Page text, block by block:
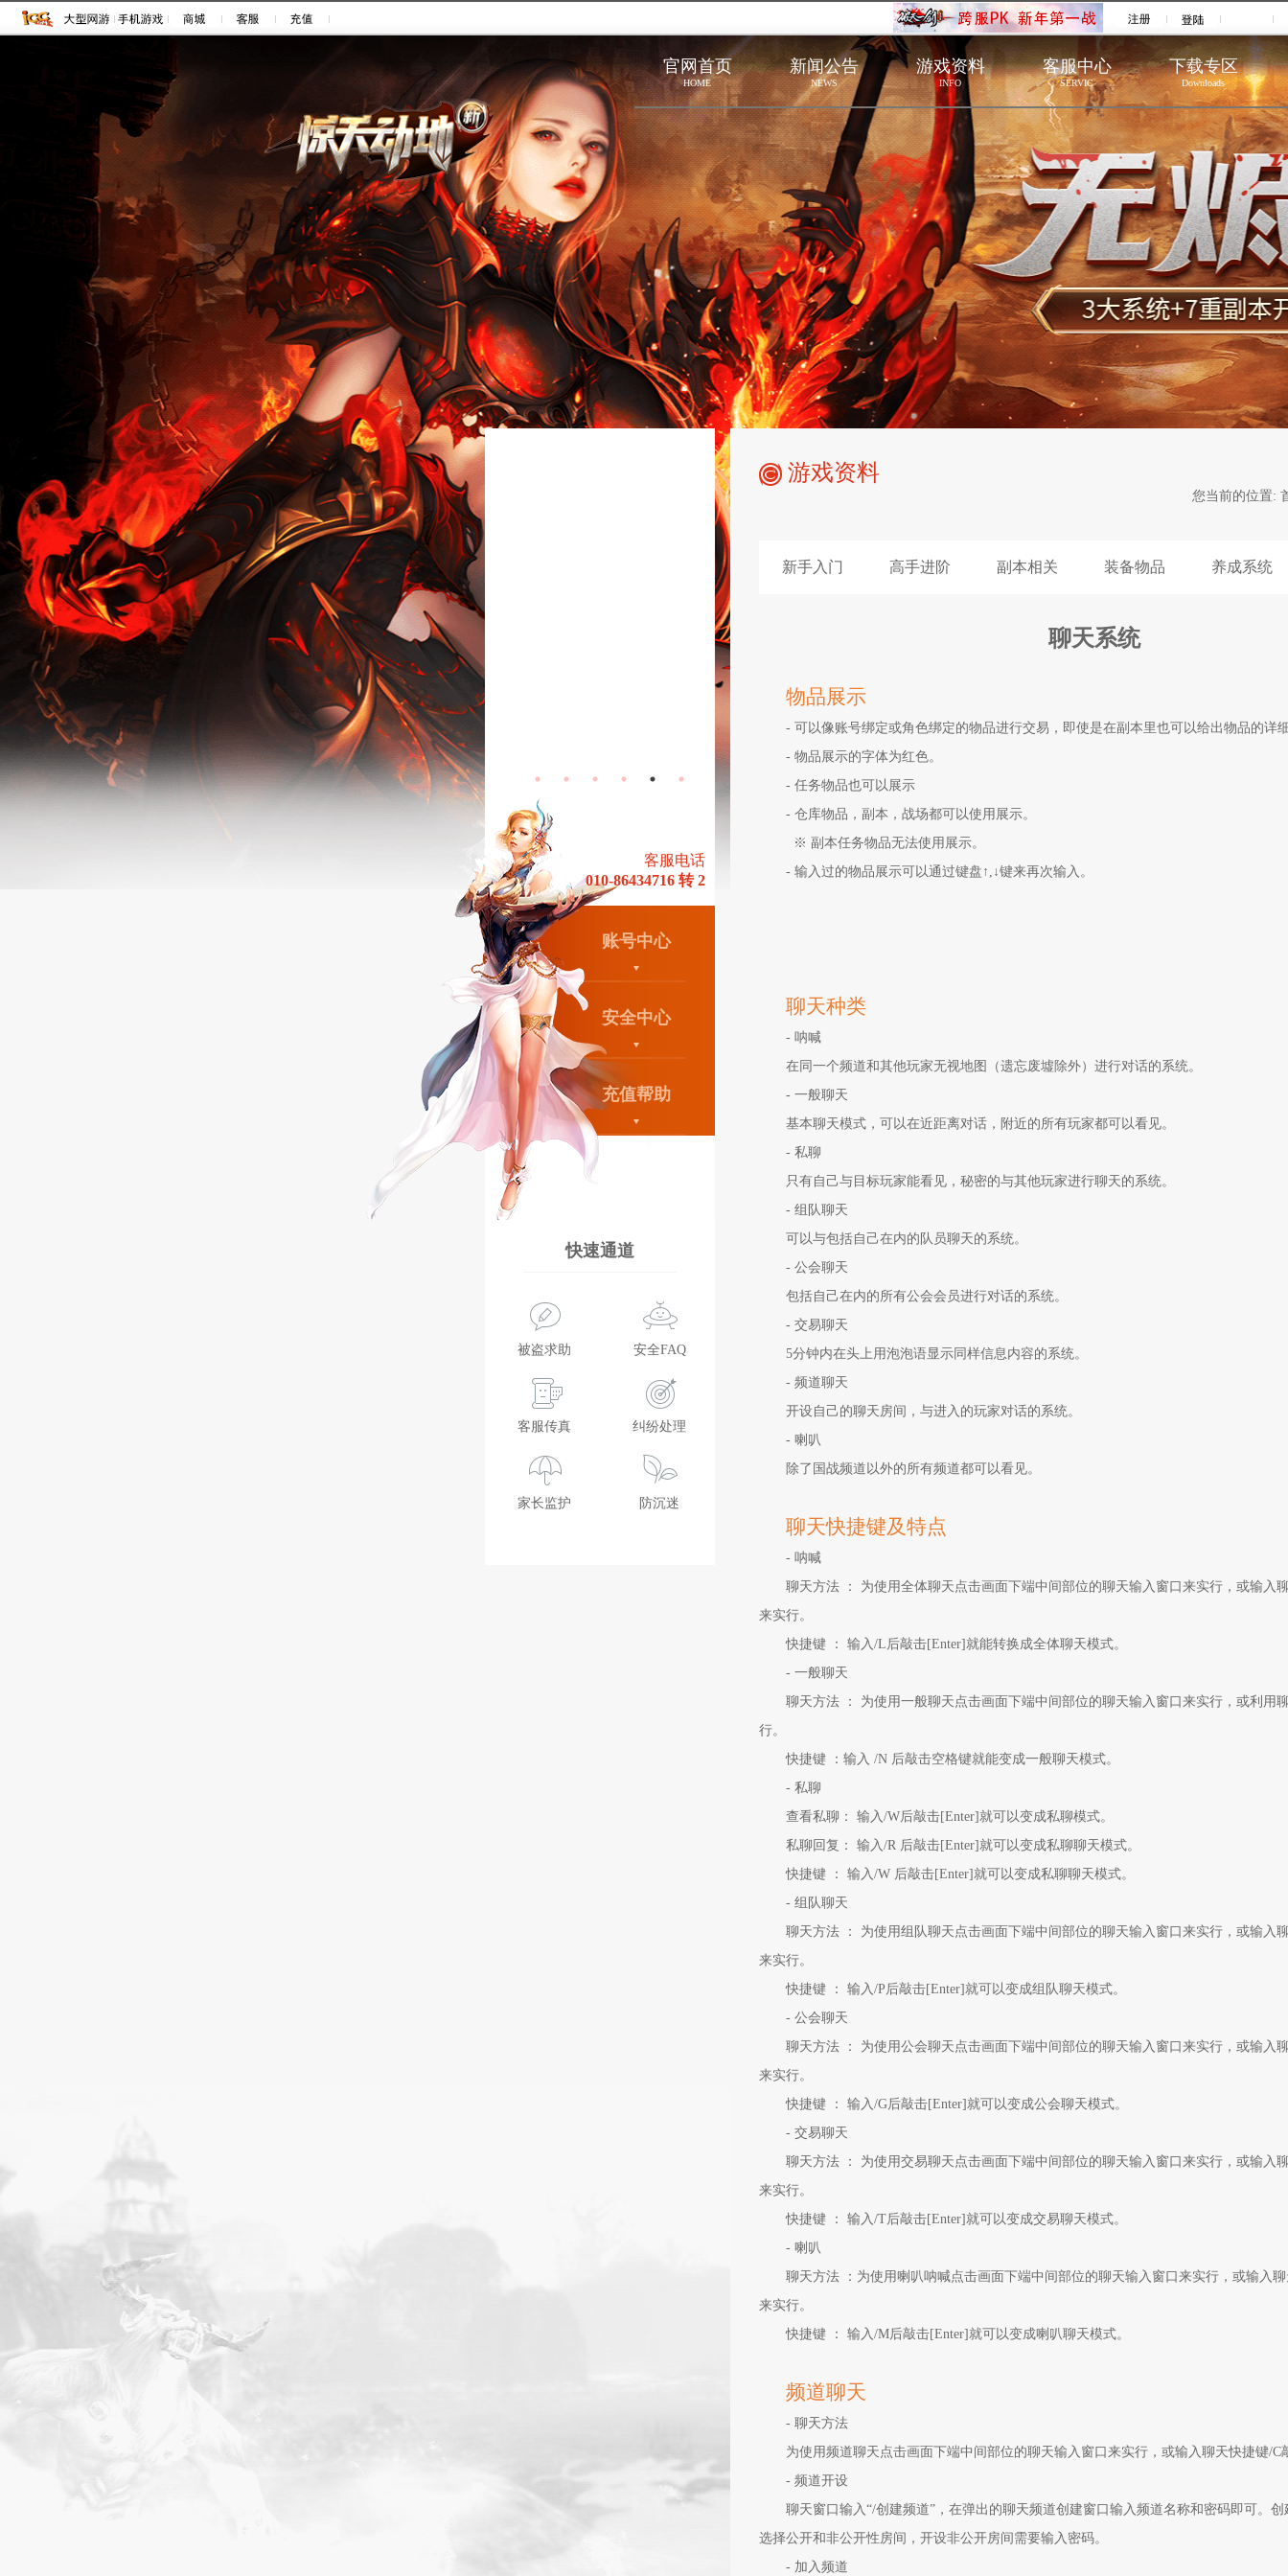
注册 登录
官网首页
HOME
新闻公告
NEWS
游戏资料
INFO
客服中心
SERVIC
下载专区
Downloads
无烬战场-常
规服活动
驭魔师 黄金卡牌
客服电话
010-86434716 转 2
账号中心
安全中心
充值帮助
快速通道
被盗求助 安全FAQ
客服传真 纠纷处理
家长监护 防沉迷
游戏资料
您当前的位置:
新手入门 高手进阶 副本相关 装备物品 养成系统
聊天系统
物品展示
- 可以像账号绑定或角色绑定的物品进行交易，即使是在副本里也可以给出物品的详
- 物品展示的字体为红色。
- 任务物品也可以展示
- 仓库物品，副本，战场都可以使用展示。
※ 副本任务物品无法使用展示。
- 输入过的物品展示可以通过键盘↑,↓键来再次输入。
聊天种类
- 呐喊
在同一个频道和其他玩家无视地图（遗忘废墟除外）进行对话的系统。
- 一般聊天
基本聊天模式，可以在近距离对话，附近的所有玩家都可以看见。
- 私聊
只有自己与目标玩家能看见，秘密的与其他玩家进行聊天的系统。
- 组队聊天
可以与包括自己在内的队员聊天的系统。
- 公会聊天
包括自己在内的所有公会会员进行对话的系统。
- 交易聊天
5分钟内在头上用泡泡语显示同样信息内容的系统。
- 频道聊天
开设自己的聊天房间，与进入的玩家对话的系统。
- 喇叭
除了国战频道以外的所有频道都可以看见。
聊天快捷键及特点
- 呐喊
聊天方法
：
为使用全体聊天点击画面下端中间部位的聊天输入窗口来实行，或输入
来实行。
快捷键
：
输入/L后敲击[Enter]就能转换成全体聊天模式。
- 一般聊天
聊天方法
：
为使用一般聊天点击画面下端中间部位的聊天输入窗口来实行，或利用
行。
快捷键
：输入 /N 后敲击空格键就能变成一般聊天模式。
- 私聊
查看私聊：
输入/W后敲击[Enter]就可以变成私聊模式。
私聊回复：
输入/R 后敲击[Enter]就可以变成私聊聊天模式。
快捷键
：
输入/W 后敲击[Enter]就可以变成私聊聊天模式。
- 组队聊天
聊天方法
：
为使用组队聊天点击画面下端中间部位的聊天输入窗口来实行，或输入
来实行。
快捷键
：
输入/P后敲击[Enter]就可以变成组队聊天模式。
- 公会聊天
聊天方法
：
为使用公会聊天点击画面下端中间部位的聊天输入窗口来实行，或输入
来实行。
快捷键
：
输入/G后敲击[Enter]就可以变成公会聊天模式。
- 交易聊天
聊天方法
：
为使用交易聊天点击画面下端中间部位的聊天输入窗口来实行，或输入
来实行。
快捷键
：
输入/T后敲击[Enter]就可以变成交易聊天模式。
- 喇叭
聊天方法
：为使用喇叭呐喊点击画面下端中间部位的聊天输入窗口来实行，或输入
来实行。
快捷键
： 输入/M后敲击[Enter]就可以变成喇叭聊天模式。
频道聊天
- 聊天方法
为使用频道聊天点击画面下端中间部位的聊天输入窗口来实行，或输入聊天快捷键/C
- 频道开设
聊天窗口输入“/创建频道”，在弹出的聊天频道创建窗口输入频道名称和密码即可。
选择公开和非公开性房间，开设非公开房间需要输入密码。
- 加入频道